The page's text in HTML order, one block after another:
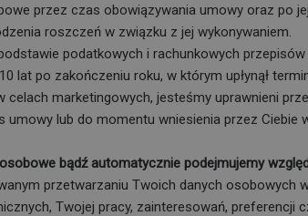
przez czas obowiązywania umowy oraz po
roszczeń w związku z jej wykonywaniem.
podatkowych i rachunkowych
lat po zakończeniu roku, w którym upłynął
marketingowych, jesteśmy uprawnieni
umowy lub do momentu wniesienia przez Ciebie
bądź automatycznie podejmujemy
przetwarzaniu Twoich danych osobowych
Twojej pracy, zainteresowań, preferencji